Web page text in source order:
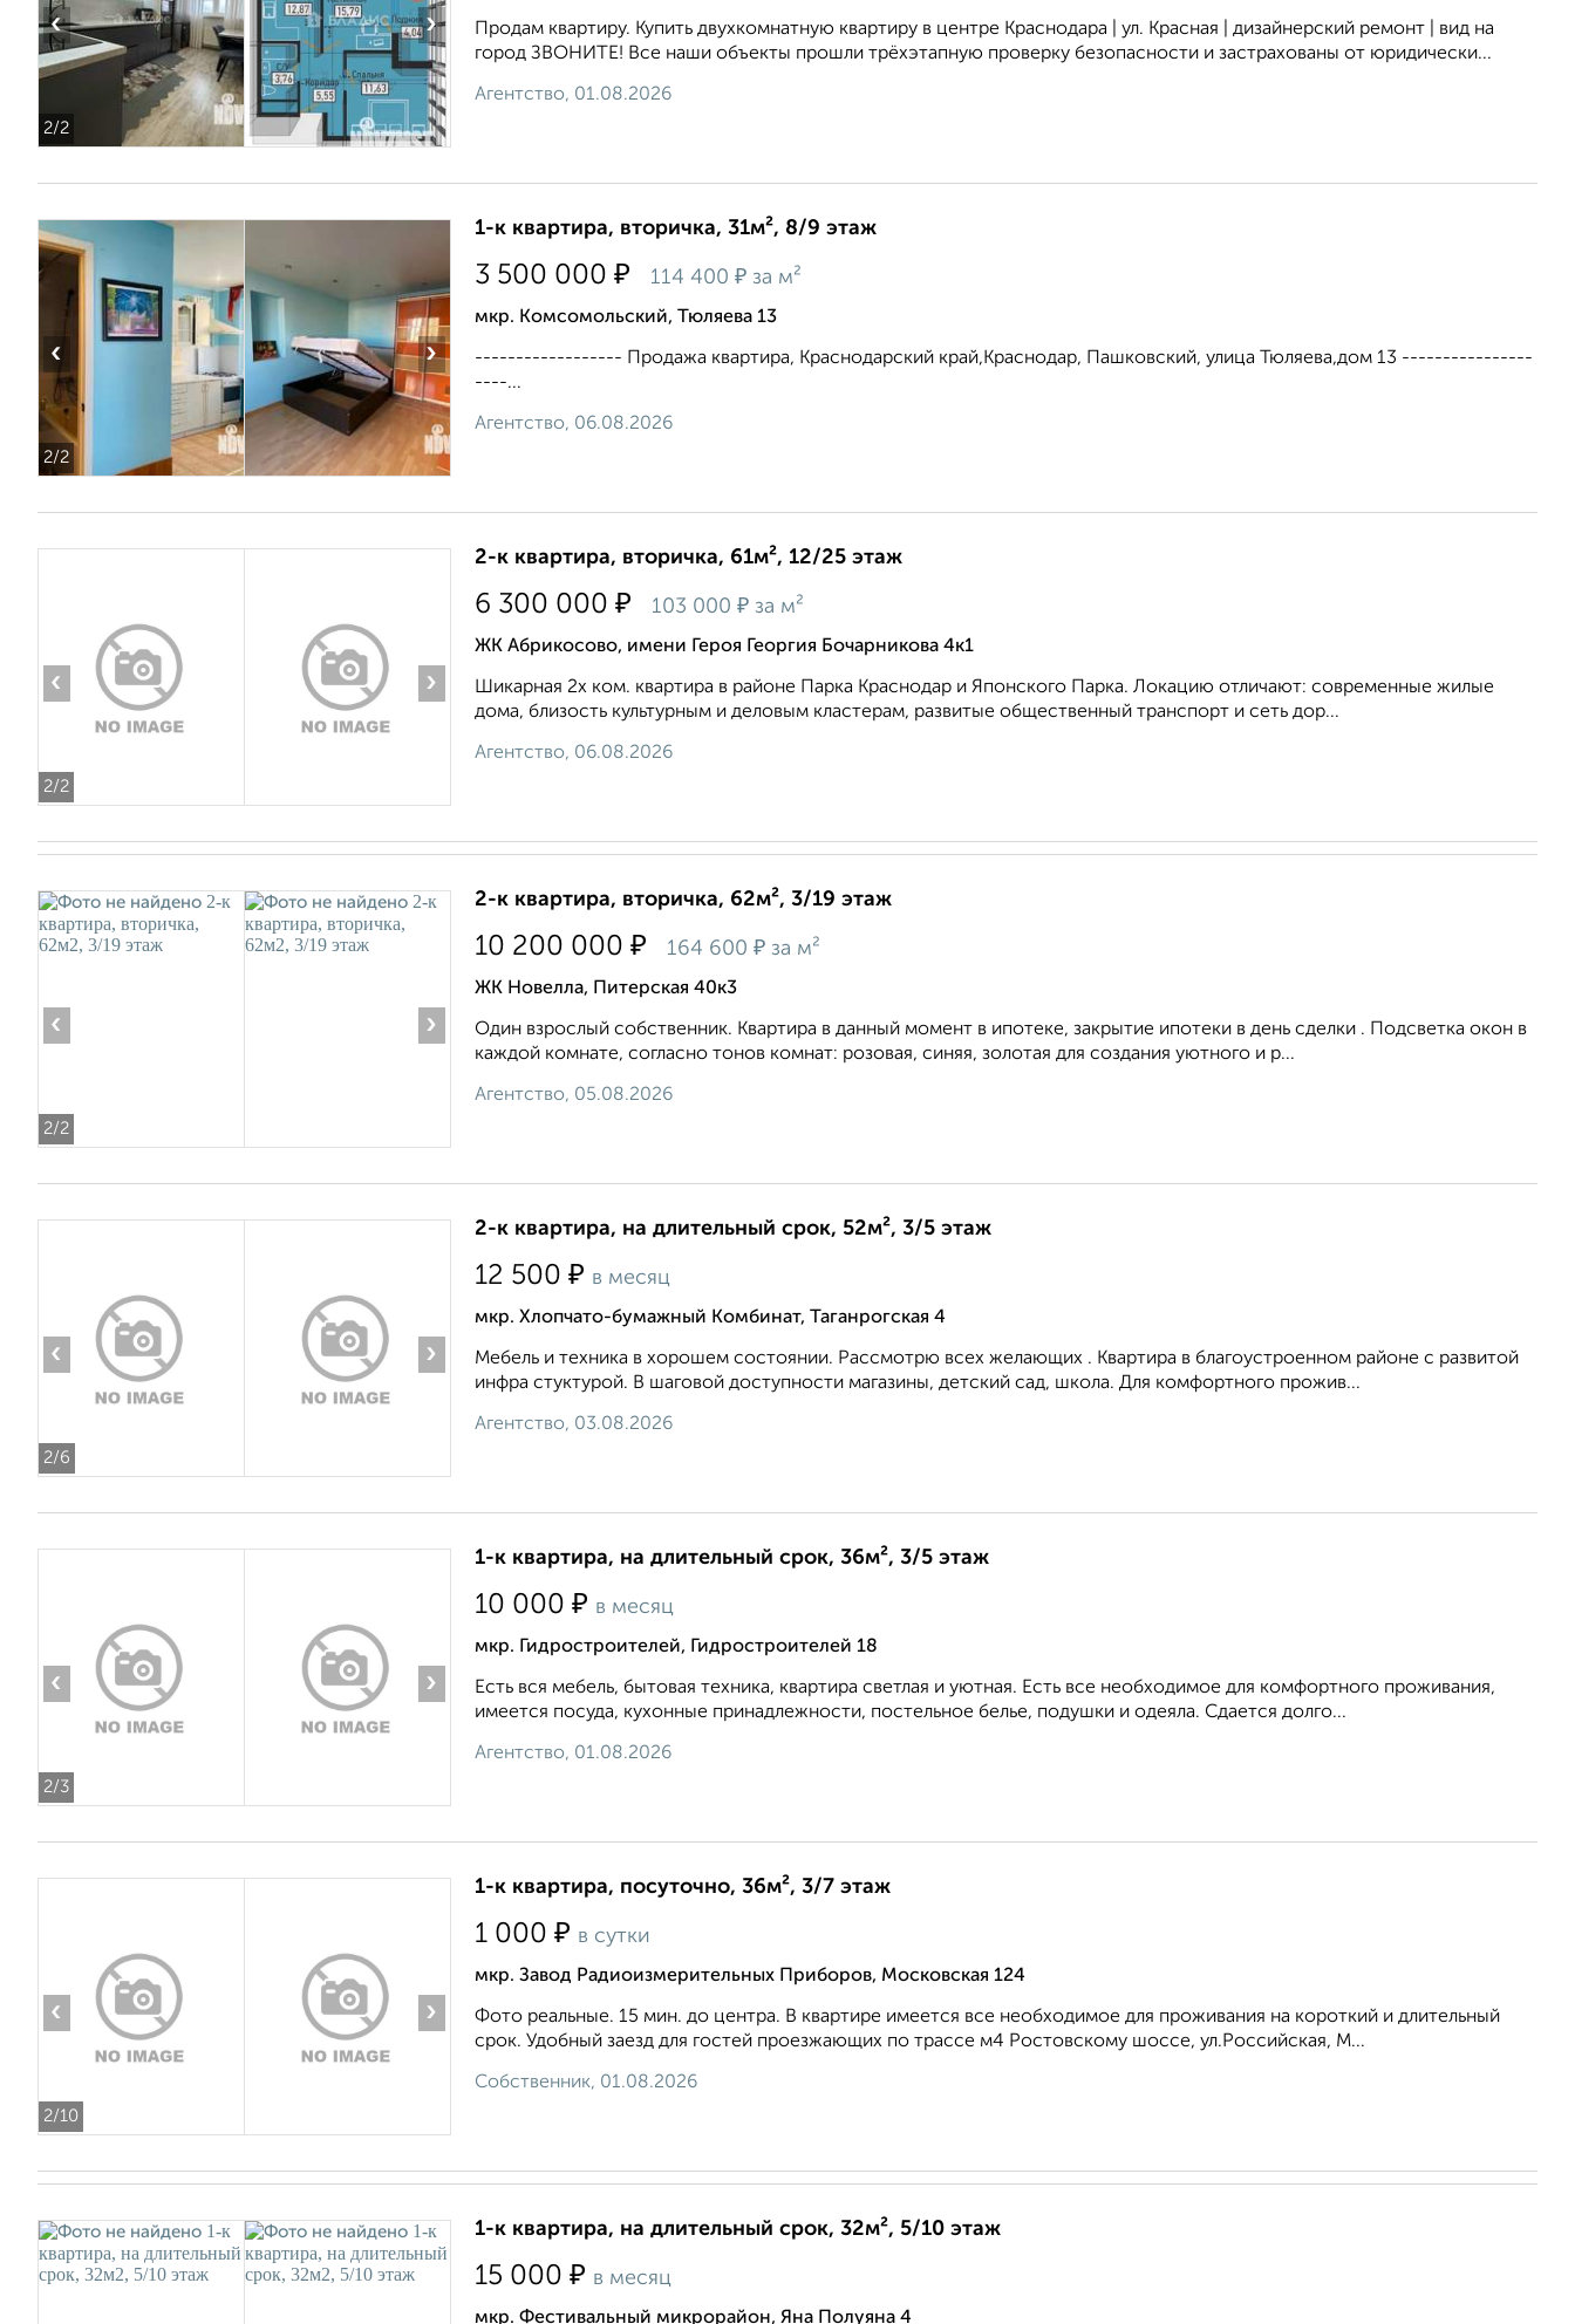
2/2
‹ ›
Продам квартиру. Купить двухкомнатную квартиру в центре Краснодара | ул. Красная | дизайнерский ремонт | вид на
город ЗВОНИТЕ! Все наши объекты прошли трёхэтапную проверку безопасности и застрахованы от юридически...
Агентство, 01.08.2026
2/2
‹ ›
1-к квартира, вторичка, 31м², 8/9 этаж
3 500 000 ₽ 114 400 ₽ за м²
мкр. Комсомольский, Тюляева 13
------------------ Продажа квартира, Краснодарский край,Краснодар, Пашковский, улица Тюляева,дом 13 ----------------
----...
Агентство, 06.08.2026
2/2
‹ ›
2-к квартира, вторичка, 61м², 12/25 этаж
6 300 000 ₽ 103 000 ₽ за м²
ЖК Абрикосово, имени Героя Георгия Бочарникова 4к1
Шикарная 2х ком. квартира в районе Парка Краснодар и Японского Парка. Локацию отличают: современные жилые
дома, близость культурным и деловым кластерам, развитые общественный транспорт и сеть дор...
Агентство, 06.08.2026
2/2
‹ ›
2-к квартира, вторичка, 62м², 3/19 этаж
10 200 000 ₽ 164 600 ₽ за м²
ЖК Новелла, Питерская 40к3
Один взрослый собственник. Квартира в данный момент в ипотеке, закрытие ипотеки в день сделки . Подсветка окон в
каждой комнате, согласно тонов комнат: розовая, синяя, золотая для создания уютного и р...
Агентство, 05.08.2026
2/6
‹ ›
2-к квартира, на длительный срок, 52м², 3/5 этаж
12 500 ₽ в месяц
мкр. Хлопчато-бумажный Комбинат, Таганрогская 4
Мебель и техника в хорошем состоянии. Рассмотрю всех желающих . Квартира в благоустроенном районе с развитой
инфра стуктурой. В шаговой доступности магазины, детский сад, школа. Для комфортного прожив...
Агентство, 03.08.2026
2/3
‹ ›
1-к квартира, на длительный срок, 36м², 3/5 этаж
10 000 ₽ в месяц
мкр. Гидростроителей, Гидростроителей 18
Есть вся мебель, бытовая техника, квартира светлая и уютная. Есть все необходимое для комфортного проживания,
имеется посуда, кухонные принадлежности, постельное белье, подушки и одеяла. Сдается долго...
Агентство, 01.08.2026
2/10
‹ ›
1-к квартира, посуточно, 36м², 3/7 этаж
1 000 ₽ в сутки
мкр. Завод Радиоизмерительных Приборов, Московская 124
Фото реальные. 15 мин. до центра. В квартире имеется все необходимое для проживания на короткий и длительный
срок. Удобный заезд для гостей проезжающих по трассе м4 Ростовскому шоссе, ул.Российская, М...
Собственник, 01.08.2026
1-к квартира, на длительный срок, 32м², 5/10 этаж
15 000 ₽ в месяц
мкр. Фестивальный микрорайон, Яна Полуяна 4